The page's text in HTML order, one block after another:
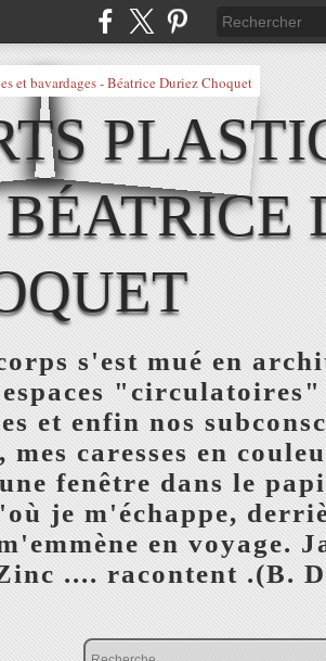
s'est mué en
et enfin nos
caresses en
fenêtre dans le
je m'échappe,
en voyage.
.... racontent .(B.